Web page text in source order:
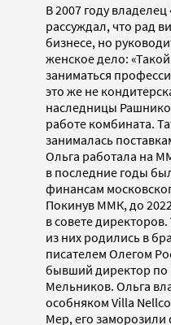
В 2007 году
рассуждал, что рад
бизнесе, но
женское дело:
заниматься
это же не
наследницы
работе комбината.
занималась
Ольга работала на
в последние годы
финансам
Покинув ММК, до
в совете
из них родились в
писателем Олегом
бывший директор
Мельников. Ольга
особняком Villa
Мер, его заморозили